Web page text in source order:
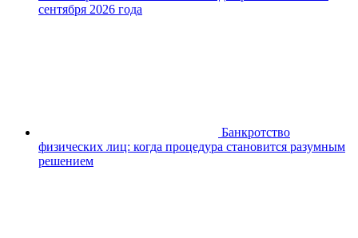
сентября 2026 года
Банкротство
физических лиц: когда процедура становится разумным
решением